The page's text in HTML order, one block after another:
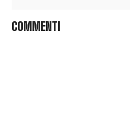
COMMENTI